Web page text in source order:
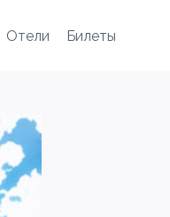
Отели Билеты